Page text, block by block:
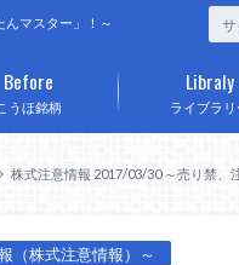
マスター」！～
うほ銘柄
Before
ライブラリ
Libraly
株式注意情報 2017/03/30 ～売り禁、
（株式注意情報）～